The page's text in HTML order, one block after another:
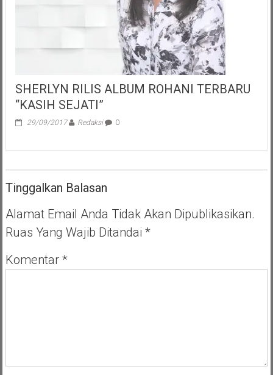
SHERLYN RILIS ALBUM ROHANI TERBARU
“KASIH SEJATI”
29/09/2017 Redaksi 0
Tinggalkan Balasan
Alamat Email Anda Tidak Akan Dipublikasikan.
Ruas Yang Wajib Ditandai *
Komentar *